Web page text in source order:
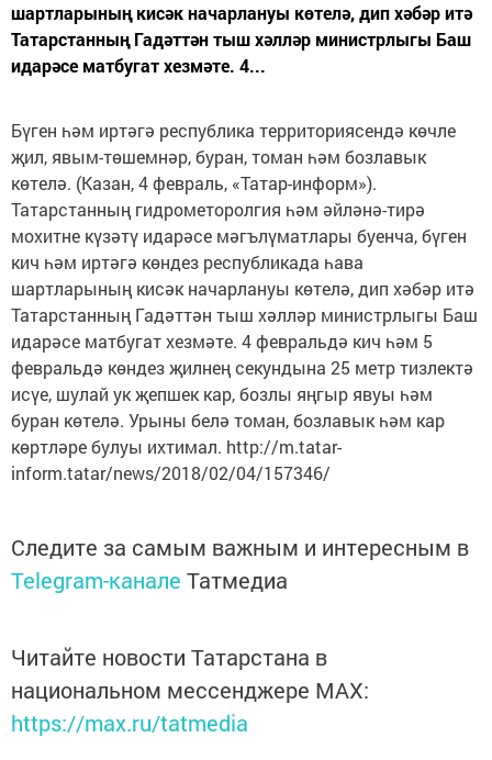
шартларының кисәк начарлануы көтелә, дип хәбәр итә
Татарстанның Гадәттән тыш хәлләр министрлыгы Баш
идарәсе матбугат хезмәте. 4...
Бүген һәм иртәгә республика территориясендә көчле
җил, явым-төшемнәр, буран, томан һәм бозлавык
көтелә. (Казан, 4 февраль, «Татар-информ»).
Татарстанның гидрометоролгия һәм әйләнә-тирә
мохитне күзәтү идарәсе мәгълүматлары буенча, бүген
кич һәм иртәгә көндез республикада һава
шартларының кисәк начарлануы көтелә, дип хәбәр итә
Татарстанның Гадәттән тыш хәлләр министрлыгы Баш
идарәсе матбугат хезмәте. 4 февральдә кич һәм 5
февральдә көндез җилнең секундына 25 метр тизлектә
исүе, шулай ук җепшек кар, бозлы яңгыр явуы һәм
буран көтелә. Урыны белә томан, бозлавык һәм кар
көртләре булуы ихтимал. http://m.tatar-
inform.tatar/news/2018/02/04/157346/
Следите за самым важным и интересным в
Telegram-канале Татмедиа
Читайте новости Татарстана в
национальном мессенджере MАХ:
https://max.ru/tatmedia